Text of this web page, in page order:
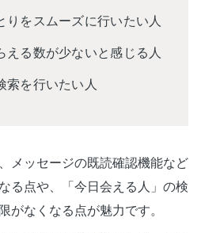
りをスムーズに行いたい人
える数が少ないと感じる人
索を行いたい人
メッセージの既読確認機能など
る点や、「今日会える人」の検
がなくなる点が魅力です。